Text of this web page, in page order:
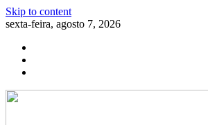
Skip to content
sexta-feira, agosto 7, 2026